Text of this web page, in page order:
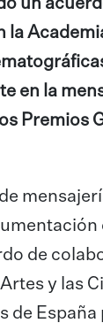
un
la
en la
Premios
de
y las
de España